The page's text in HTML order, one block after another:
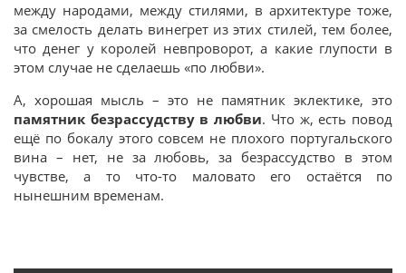
между народами, между стилями, в архитектуре тоже,
за смелость делать винегрет из этих стилей, тем более,
что денег у королей невпроворот, а какие глупости в
этом случае не сделаешь «по любви».
А, хорошая мысль – это не памятник эклектике, это
памятник безрассудству в любви. Что ж, есть повод
ещё по бокалу этого совсем не плохого португальского
вина – нет, не за любовь, за безрассудство в этом
чувстве, а то что-то маловато его остаётся по
нынешним временам.